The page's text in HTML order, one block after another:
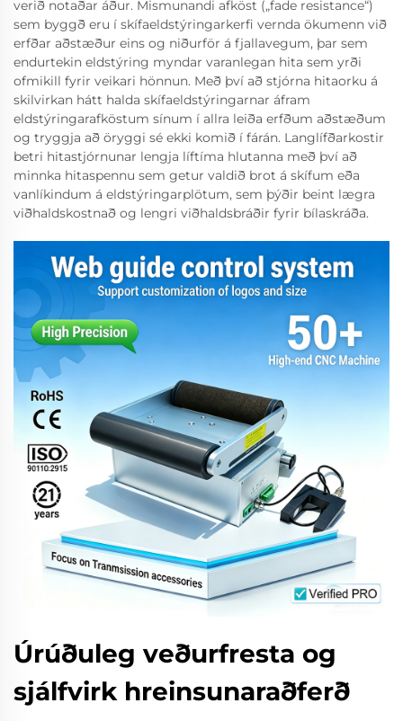
verið notaðar áður. Mismunandi afköst („fade resistance“)
sem byggð eru í skífaeldstýringarkerfi vernda ökumenn við
erfðar aðstæður eins og niðurför á fjallavegum, þar sem
endurtekin eldstýring myndar varanlegan hita sem yrði
ofmikill fyrir veikari hönnun. Með því að stjórna hitaorku á
skilvirkan hátt halda skífaeldstýringarnar áfram
eldstýringarafköstum sínum í allra leiða erfðum aðstæðum
og tryggja að öryggi sé ekki komið í fárán. Langlífðarkostir
betri hitastjórnunar lengja líftíma hlutanna með því að
minnka hitaspennu sem getur valdið brot á skífum eða
vanlíkindum á eldstýringarplötum, sem þýðir beint lægra
viðhaldskostnað og lengri viðhaldsbráðir fyrir bílaskráða.
Úrúðuleg veðurfresta og
sjálfvirk hreinsunaraðferð